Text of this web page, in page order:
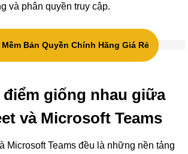
và phân quyền truy cập.
Mềm Bản Quyền Chính Hãng Giá Rẻ
điểm giống nhau giữa
và Microsoft Teams
Microsoft Teams đều là những nền tảng